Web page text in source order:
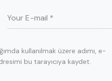
kullanılmak üzere adımı, e-
bu tarayıcıya kaydet.